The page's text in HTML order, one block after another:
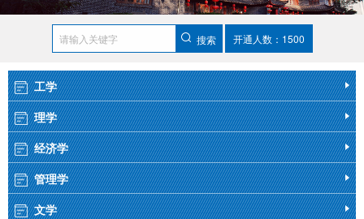
搜索 开通人数：1500
工学
理学
经济学
管理学
文学